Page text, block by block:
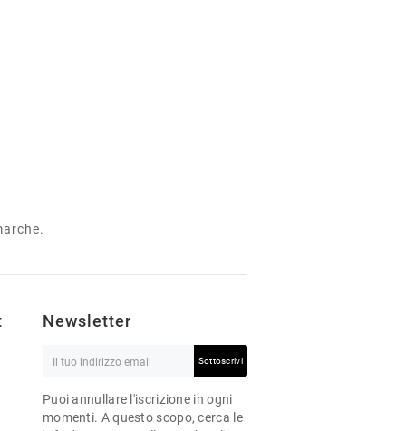
Newsletter
Sottoscrivi
Puoi annullare l'iscrizione in ogni
momenti. A questo scopo, cerca le